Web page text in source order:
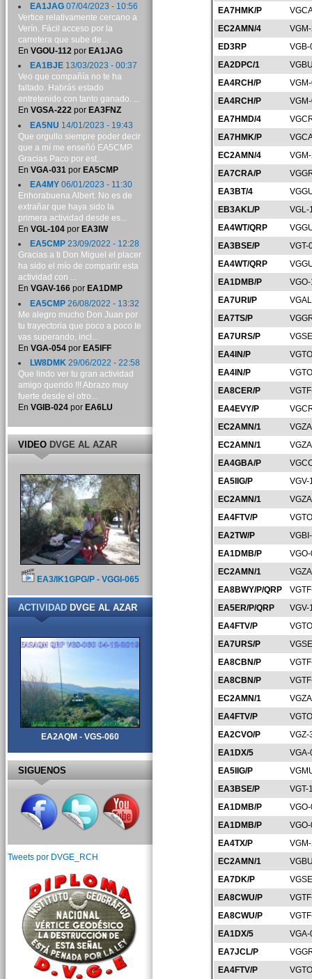
EA7HMK/P
EC2AMN/4
ED3RP
VGB-
EA2DPC/1
EA4RCH/P
EA4RCH/P
EA7HMD/4
EA7HMK/P
EC2AMN/4
EA7CRA/P
EA3BT/4
EB3AKL/P
VGL-
EA4WT/QRP
EA3BSE/P
VGT-
EA4WT/QRP
EA1DMB/P
EA7URI/P
EA7TS/P
EA7URS/P
EA4IN/P
EA4IN/P
EA8CER/P
EA4EVY/P
EC2AMN/1
EC2AMN/1
EA4GBA/P
EA5IIG/P
VGV-
EC2AMN/1
EA4FTV/P
EA2TW/P
EA1DMB/P
EC2AMN/1
EA8BWY/P/QRP
EA5ER/P/QRP
VGV-
EA4FTV/P
EA7URS/P
EA8CBN/P
EA8CBN/P
EC2AMN/1
EA4FTV/P
EA2CVO/P
VGZ-
EA1DX/5
EA5IIG/P
EA3BSE/P
VGT-
EA1DMB/P
EA1DMB/P
EA4TX/P
EC2AMN/1
EA7DK/P
EA8CWU/P
EA8CWU/P
EA1DX/5
EA7JCL/P
EA4FTV/P
EA1JAG07/04/2023 - 10:56
Vertice relativamente cercano a
Verín. Fácil acceso por la
carretera que sube de...
En VGOU-112por EA1JAG
EA1BJE13/03/2023 - 00:37
Veo que compañía no te ha
faltado. Habrás estado
entretenido con tanto ganado. ...
En VGSA-222por EA3FNZ
EA5NU 14/01/2023 - 19:43
Que orgullo siempre poder decir
que a mí me enseñó EA5CMP.
Gracias Paco por est...
En VGA-031 por EA5CMP
EA4MY06/01/2023 - 11:30
Enhorabuena Albert. No es de
extrañar que haya sido la
primera actividad desde es...
En VGL-104por EA3IW
EA5CMP23/09/2022 - 12:28
Gracias a ti Don Miguel el placer
ha sido el mío de compartir esta
actividad con ...
En VGAV-166por EA1DMP
EA5CMP26/08/2022 - 13:32
Me alegro mucho Don Juan por
tu trayectoria que poco a poco te
vas superando, incl...
En VGA-054por EA5IFF
LW8DMK29/06/2022 - 22:58
Que lindo ver tu gran actividad
amigo querido !!! Abrazo muy
fuerte desde el otro...
En VGIB-024por EA6LU
VIDEODVGE AL AZAR
EA3/IK1GPG/P - VGGI-065
ACTIVIDADDVGE AL AZAR
EA2AQM - VGS-060
SIGUENOS
Tweets por DVGE_RCH